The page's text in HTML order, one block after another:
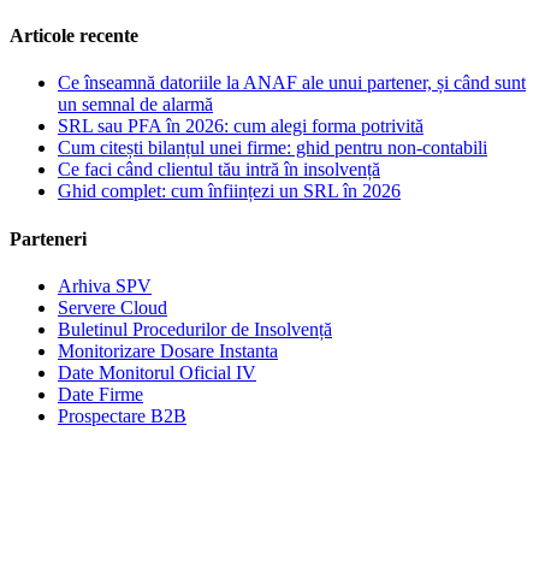
Articole recente
Ce înseamnă datoriile la ANAF ale unui partener, și când sunt
un semnal de alarmă
SRL sau PFA în 2026: cum alegi forma potrivită
Cum citești bilanțul unei firme: ghid pentru non-contabili
Ce faci când clientul tău intră în insolvență
Ghid complet: cum înființezi un SRL în 2026
Parteneri
Arhiva SPV
Servere Cloud
Buletinul Procedurilor de Insolvență
Monitorizare Dosare Instanta
Date Monitorul Oficial IV
Date Firme
Prospectare B2B